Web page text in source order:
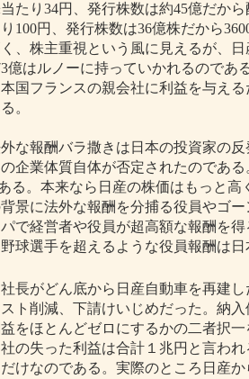
たり34円、発行株数は約45億だか
100円、発行株数は36億株だから
、株主重視という風に見えるが、
億はルノーに持っていかれるのであ
国フランスの親会社に利益を与え
。
な報酬バラ撒きは日本の投資家の
企業体質自体が否定されたのであ
る。本来なら日産の株価はもっと
景に法外な報酬を分捕る役員やゴ
で経営者や役員が超高額な報酬を
球選手を超えるような役員報酬は
長がどん底から日産自動車を再建し
ト削減、下請けいじめだった。納
をほとんどゼロにするかの二者択
の失った利益は合計１兆円と言わ
けなのである。実際のところ日産